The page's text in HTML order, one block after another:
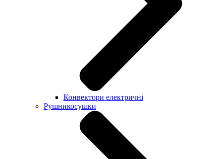
Конвектори електричні
Рушникосушки